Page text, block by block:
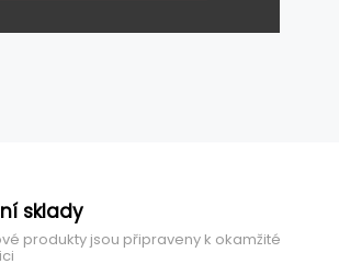
sklady
produkty jsou připraveny k okamžité